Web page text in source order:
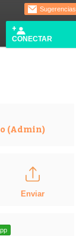
Sugerencias
CONECTAR
(Admin)
Enviar